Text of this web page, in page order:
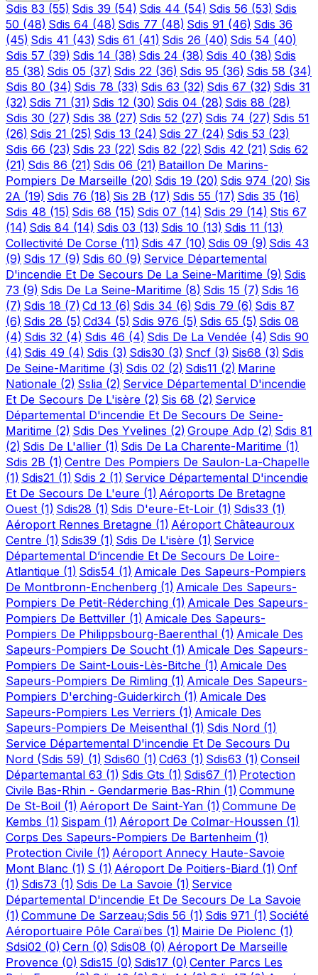
Sdis 83 (55) Sdis 39 (54) Sdis 44 (54) Sdis 56 (53) Sdis
50 (48) Sdis 64 (48) Sdis 77 (48) Sdis 91 (46) Sdis 36
(45) Sdis 41 (43) Sdis 61 (41) Sdis 26 (40) Sdis 54 (40)
Sdis 57 (39) Sdis 14 (38) Sdis 24 (38) Sdis 40 (38) Sdis
85 (38) Sdis 05 (37) Sdis 22 (36) Sdis 95 (36) Sdis 58 (34)
Sdis 80 (34) Sdis 78 (33) Sdis 63 (32) Sdis 67 (32) Sdis 31
(32) Sdis 71 (31) Sdis 12 (30) Sdis 04 (28) Sdis 88 (28)
Sdis 30 (27) Sdis 38 (27) Sdis 52 (27) Sdis 74 (27) Sdis 51
(26) Sdis 21 (25) Sdis 13 (24) Sdis 27 (24) Sdis 53 (23)
Sdis 66 (23) Sdis 23 (22) Sdis 82 (22) Sdis 42 (21) Sdis 62
(21) Sdis 86 (21) Sdis 06 (21) Bataillon De Marins-
Pompiers De Marseille (20) Sdis 19 (20) Sdis 974 (20) Sis
2A (19) Sdis 76 (18) Sis 2B (17) Sdis 55 (17) Sdis 35 (16)
Sdis 48 (15) Sdis 68 (15) Sdis 07 (14) Sdis 29 (14) Stis 67
(14) Sdis 84 (14) Sdis 03 (13) Sdis 10 (13) Sdis 11 (13)
Collectivité De Corse (11) Sdis 47 (10) Sdis 09 (9) Sdis 43
(9) Sdis 17 (9) Sdis 60 (9) Service Départemental
D'incendie Et De Secours De La Seine-Maritime (9) Sdis
73 (9) Sdis De La Seine-Maritime (8) Sdis 15 (7) Sdis 16
(7) Sdis 18 (7) Cd 13 (6) Sdis 34 (6) Sdis 79 (6) Sdis 87
(6) Sdis 28 (5) Cd34 (5) Sdis 976 (5) Sdis 65 (5) Sdis 08
(4) Sdis 32 (4) Sdis 46 (4) Sdis De La Vendée (4) Sdis 90
(4) Sdis 49 (4) Sdis (3) Sdis30 (3) Sncf (3) Sis68 (3) Sdis
De Seine-Maritime (3) Sdis 02 (2) Sdis11 (2) Marine
Nationale (2) Sslia (2) Service Départemental D'incendie
Et De Secours De L'isère (2) Sis 68 (2) Service
Départemental D'incendie Et De Secours De Seine-
Maritime (2) Sdis Des Yvelines (2) Groupe Adp (2) Sdis 81
(2) Sdis De L'allier (1) Sdis De La Charente-Maritime (1)
Sdis 2B (1) Centre Des Pompiers De Saulon-La-Chapelle
(1) Sdis21 (1) Sdis 2 (1) Service Départemental D'incendie
Et De Secours De L'eure (1) Aéroports De Bretagne
Ouest (1) Sdis28 (1) Sdis D'eure-Et-Loir (1) Sdis33 (1)
Aéroport Rennes Bretagne (1) Aéroport Châteauroux
Centre (1) Sdis39 (1) Sdis De L'isère (1) Service
Départemental D’incendie Et De Secours De Loire-
Atlantique (1) Sdis54 (1) Amicale Des Sapeurs-Pompiers
De Montbronn-Enchenberg (1) Amicale Des Sapeurs-
Pompiers De Petit-Réderching (1) Amicale Des Sapeurs-
Pompiers De Bettviller (1) Amicale Des Sapeurs-
Pompiers De Philippsbourg-Baerenthal (1) Amicale Des
Sapeurs-Pompiers De Soucht (1) Amicale Des Sapeurs-
Pompiers De Saint-Louis-Lès-Bitche (1) Amicale Des
Sapeurs-Pompiers De Rimling (1) Amicale Des Sapeurs-
Pompiers D'erching-Guiderkirch (1) Amicale Des
Sapeurs-Pompiers Les Verriers (1) Amicale Des
Sapeurs-Pompiers De Meisenthal (1) Sdis Nord (1)
Service Départemental D'incendie Et De Secours Du
Nord (Sdis 59) (1) Sdis60 (1) Cd63 (1) Sdis63 (1) Conseil
Départemantal 63 (1) Sdis Gts (1) Sdis67 (1) Protection
Civile Bas-Rhin - Gendarmerie Bas-Rhin (1) Commune
De St-Boil (1) Aéroport De Saint-Yan (1) Commune De
Kembs (1) Sispam (1) Aéroport De Colmar-Houssen (1)
Corps Des Sapeurs-Pompiers De Bartenheim (1)
Protection Civile (1) Aéroport Annecy Haute-Savoie
Mont Blanc (1) S (1) Aéroport De Poitiers-Biard (1) Onf
(1) Sdis73 (1) Sdis De La Savoie (1) Service
Départemental D'incendie Et De Secours De La Savoie
(1) Commune De Sarzeau;Sdis 56 (1) Sdis 971 (1) Société
Aéroportuaire Pôle Caraïbes (1) Mairie De Piolenc (1)
Sdsi02 (0) Cern (0) Sdis08 (0) Aéroport De Marseille
Provence (0) Sdis15 (0) Sdis17 (0) Center Parcs Les